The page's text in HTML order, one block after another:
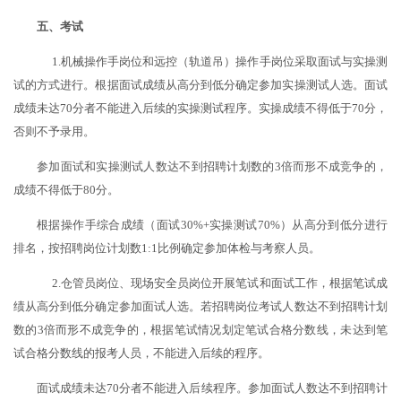
五、考试
1.机械操作手岗位和远控（轨道吊）操作手岗位采取面试与实操测
试的方式进行。根据面试成绩从高分到低分确定参加实操测试人选。 面试
成绩未达70分者不能进入后续的实操测试程序。 实操成绩不得低于70分，
否则不予录用。
参加面试和实操测试人数达不到招聘计划数的3倍而形不成竞争的，
成绩不得低于80分。
根据操作手综合成绩（面试30%+实操测试70%）从高分到低分进行
排名， 按招聘岗位计划数1:1比例确定参加体检与考察人员。
2.仓管员岗位、现场安全员岗位开展笔试和面试工作，根据笔试成
绩从高分到低分确定参加面试人选。若招聘岗位考试人数达不到招聘计划
数的3倍而形不成竞争的，根据笔试情况划定笔试合格分数线，未达到笔
试合格分数线的报考人员，不能进入后续的程序。
面试成绩未达70分者不能进入后续程序。 参加面试人数达不到招聘计